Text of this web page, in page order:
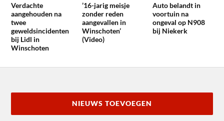
Verdachte
aangehouden na
twee
geweldsincidenten
bij Lidl in
Winschoten
’16-jarig meisje
zonder reden
aangevallen in
Winschoten’
(Video)
Auto belandt in
voortuin na
ongeval op N908
bij Niekerk
NIEUWS TOEVOEGEN